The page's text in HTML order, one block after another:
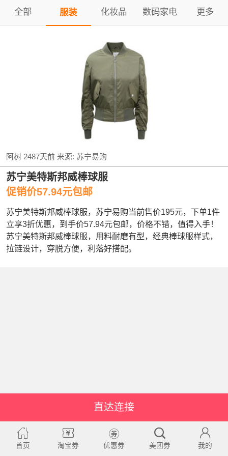
全部 服装 化妆品 数码家电 更多
阿树 2487天前来源: 苏宁易购
苏宁美特斯邦威棒球服
促销价57.94元包邮
苏宁美特斯邦威棒球服，苏宁易购当前售价195元，下单1件
立享3折优惠，到手价57.94元包邮，价格不错，值得入手！
苏宁美特斯邦威棒球服，用料耐磨有型，经典棒球服样式，
拉链设计，穿脱方便，利落好搭配。
直达连接
首页 淘宝券 优惠券 美团券 我的